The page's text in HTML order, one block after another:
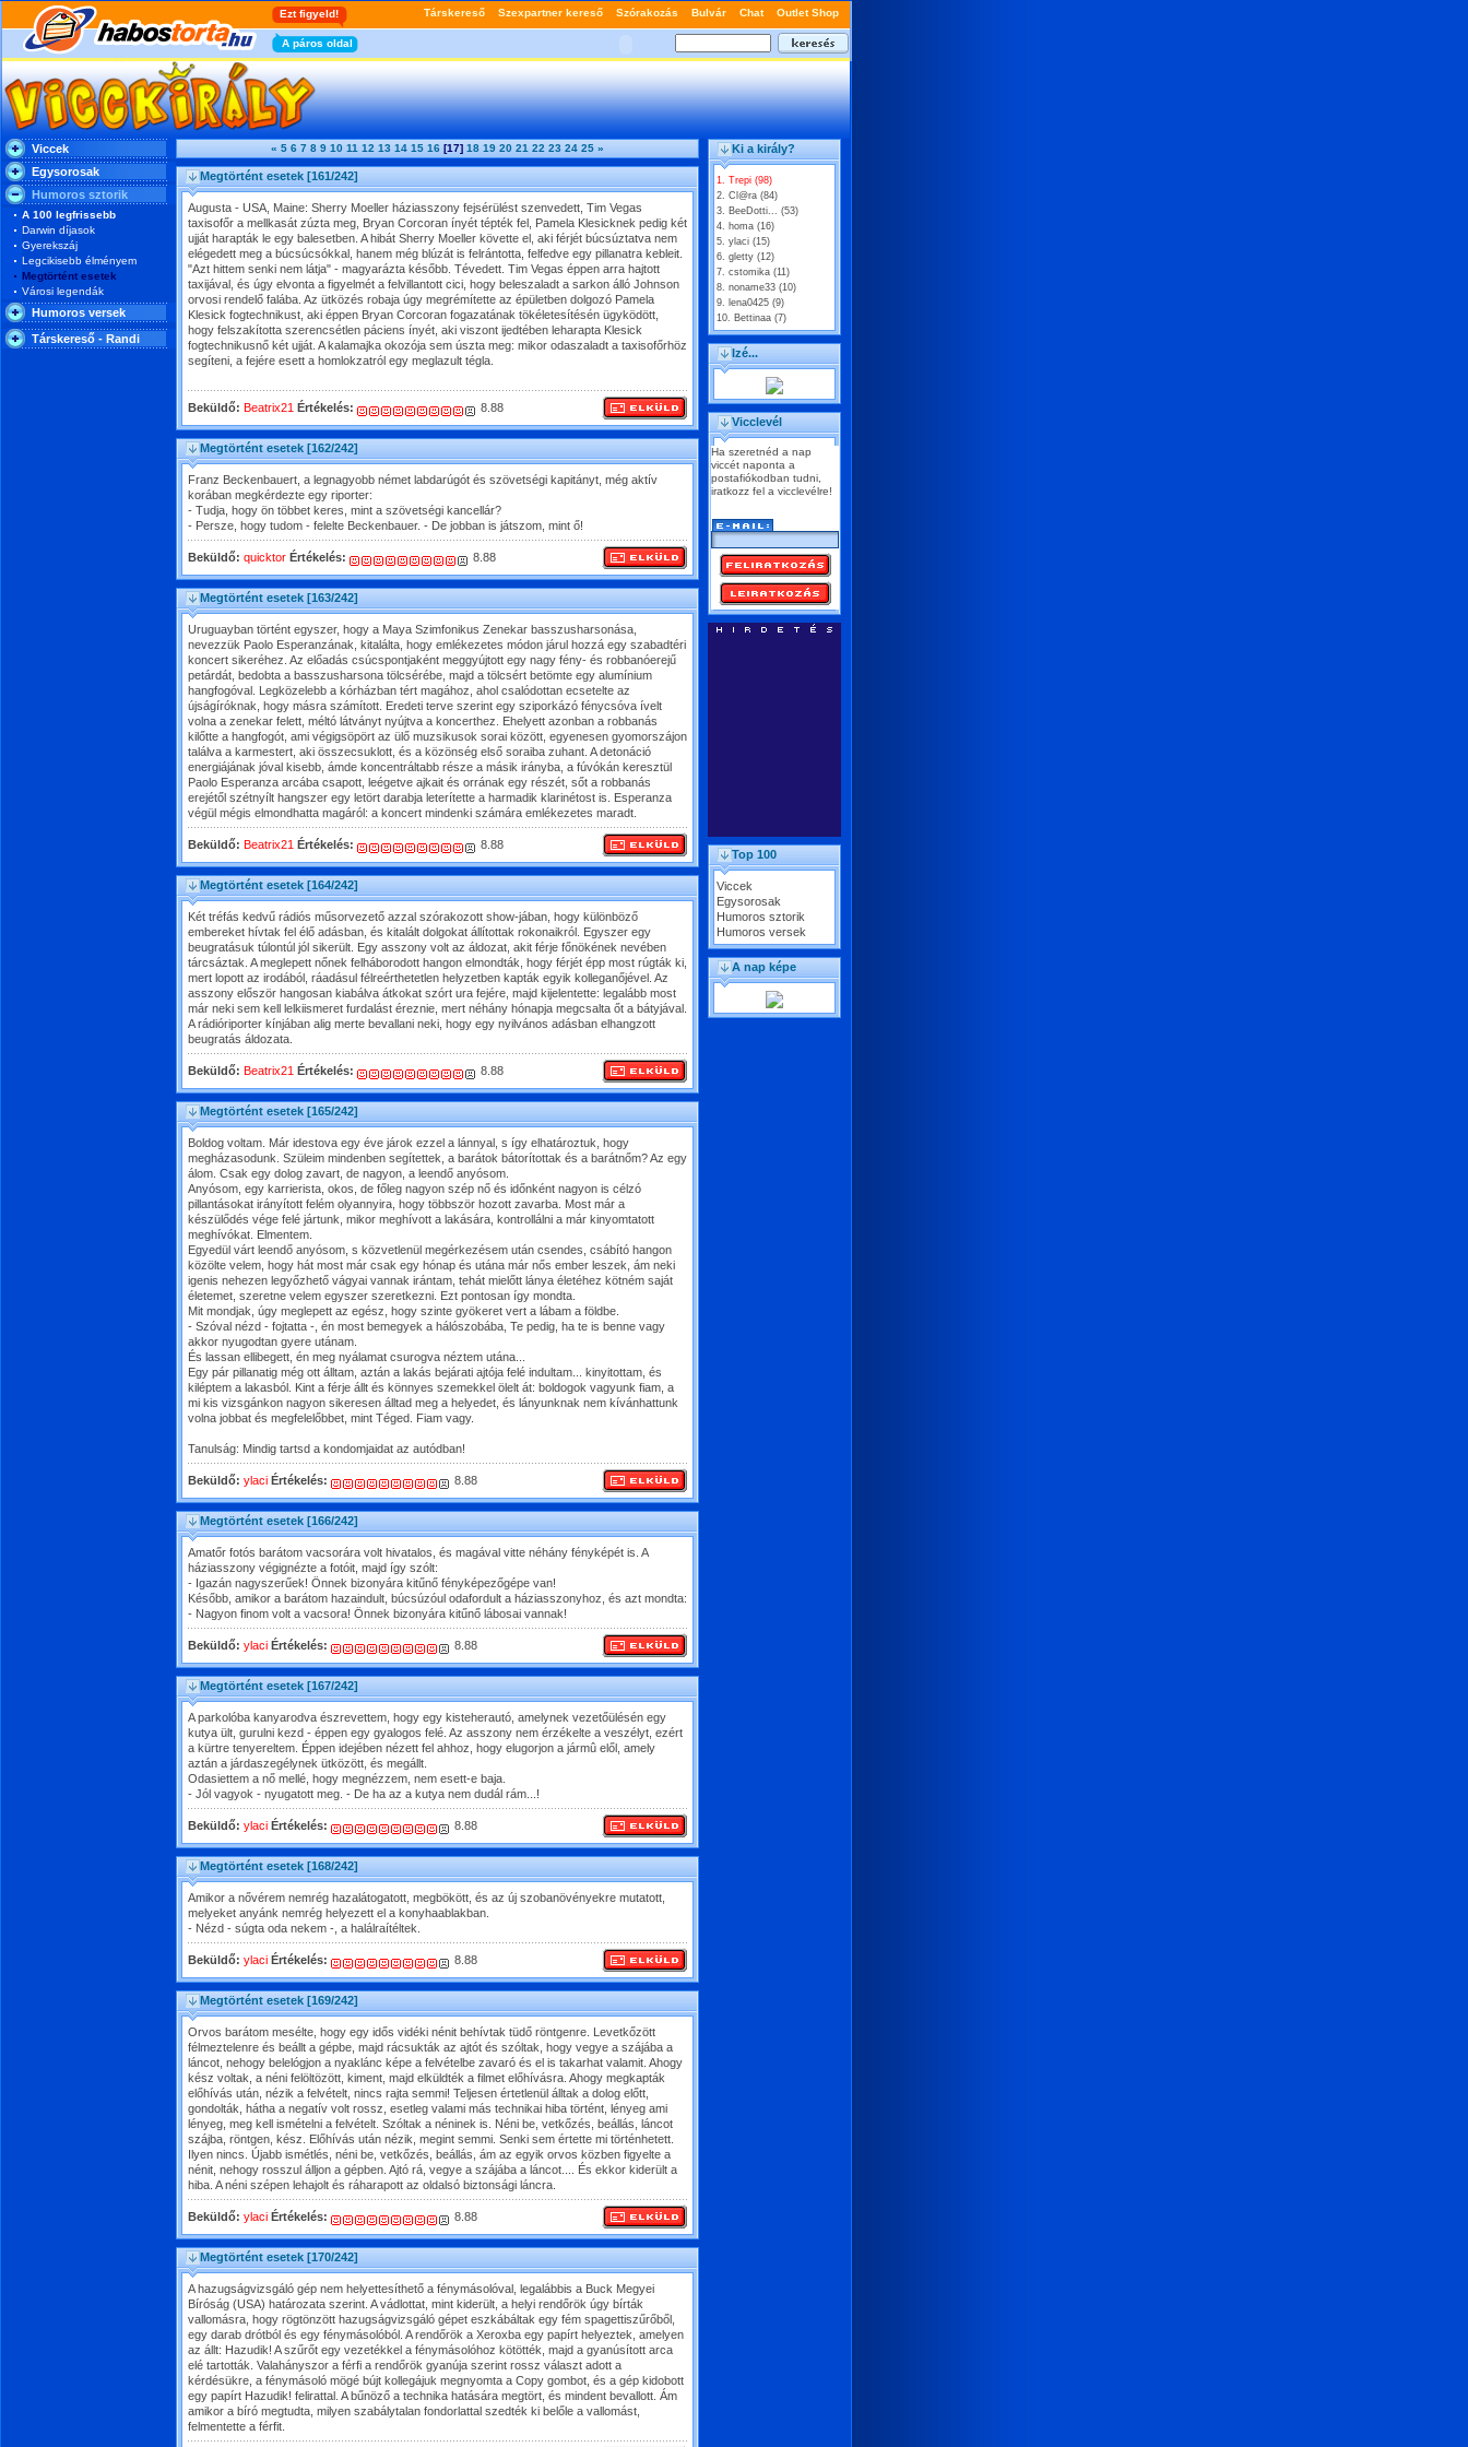
Viccek
Egysorosak
Humoros sztorik
A 100 legfrissebb
Darwin díjasok
Gyerekszáj
Legcikisebb élményem
Megtörtént esetek
Városi legendák
Humoros versek
Társkereső - Randi
« 5 6 7 8 9 10 11 12 13 14 15 16 [17] 18 19 20 21 22 23 24 25 »
Megtörtént esetek [161/242]
Augusta - USA, Maine: Sherry Moeller háziasszony fejsérülést szenvedett, Tim Vegas
taxisofőr a mellkasát zúzta meg, Bryan Corcoran ínyét tépték fel, Pamela Klesicknek pedig két
ujját harapták le egy balesetben. A hibát Sherry Moeller követte el, aki férjét búcsúztatva nem
elégedett meg a búcsúcsókkal, hanem még blúzát is felrántotta, felfedve egy pillanatra kebleit.
"Azt hittem senki nem látja" - magyarázta később. Tévedett. Tim Vegas éppen arra hajtott
taxijával, és úgy elvonta a figyelmét a felvillantott cici, hogy beleszaladt a sarkon álló Johnson
orvosi rendelő falába. Az ütközés robaja úgy megrémítette az épületben dolgozó Pamela
Klesick fogtechnikust, aki éppen Bryan Corcoran fogazatának tökéletesítésén ügyködött,
hogy felszakította szerencsétlen páciens ínyét, aki viszont ijedtében leharapta Klesick
fogtechnikusnő két ujját. A kalamajka okozója sem úszta meg: mikor odaszaladt a taxisofőrhöz
segíteni, a fejére esett a homlokzatról egy meglazult tégla.
Beküldő: Beatrix21 Értékelés: 8.88
Megtörtént esetek [162/242]
Franz Beckenbauert, a legnagyobb német labdarúgót és szövetségi kapitányt, még aktív
korában megkérdezte egy riporter:
- Tudja, hogy ön többet keres, mint a szövetségi kancellár?
- Persze, hogy tudom - felelte Beckenbauer. - De jobban is játszom, mint ő!
Beküldő: quicktor Értékelés: 8.88
Megtörtént esetek [163/242]
Uruguayban történt egyszer, hogy a Maya Szimfonikus Zenekar basszusharsonása,
nevezzük Paolo Esperanzának, kitalálta, hogy emlékezetes módon járul hozzá egy szabadtéri
koncert sikeréhez. Az előadás csúcspontjaként meggyújtott egy nagy fény- és robbanóerejű
petárdát, bedobta a basszusharsona tölcsérébe, majd a tölcsért betömte egy alumínium
hangfogóval. Legközelebb a kórházban tért magához, ahol csalódottan ecsetelte az
újságíróknak, hogy másra számított. Eredeti terve szerint egy sziporkázó fénycsóva ívelt
volna a zenekar felett, méltó látványt nyújtva a koncerthez. Ehelyett azonban a robbanás
kilőtte a hangfogót, ami végigsöpört az ülő muzsikusok sorai között, egyenesen gyomorszájon
találva a karmestert, aki összecsuklott, és a közönség első soraiba zuhant. A detonáció
energiájának jóval kisebb, ámde koncentráltabb része a másik irányba, a fúvókán keresztül
Paolo Esperanza arcába csapott, leégetve ajkait és orrának egy részét, sőt a robbanás
erejétől szétnyílt hangszer egy letört darabja leterítette a harmadik klarinétost is. Esperanza
végül mégis elmondhatta magáról: a koncert mindenki számára emlékezetes maradt.
Beküldő: Beatrix21 Értékelés: 8.88
Megtörtént esetek [164/242]
Két tréfás kedvű rádiós műsorvezető azzal szórakozott show-jában, hogy különböző
embereket hívtak fel élő adásban, és kitalált dolgokat állítottak rokonaikról. Egyszer egy
beugratásuk túlontúl jól sikerült. Egy asszony volt az áldozat, akit férje főnökének nevében
tárcsáztak. A meglepett nőnek felháborodott hangon elmondták, hogy férjét épp most rúgták ki,
mert lopott az irodából, ráadásul félreérthetetlen helyzetben kapták egyik kolleganőjével. Az
asszony először hangosan kiabálva átkokat szórt ura fejére, majd kijelentette: legalább most
már neki sem kell lelkiismeret furdalást éreznie, mert néhány hónapja megcsalta őt a bátyjával.
A rádióriporter kínjában alig merte bevallani neki, hogy egy nyilvános adásban elhangzott
beugratás áldozata.
Beküldő: Beatrix21 Értékelés: 8.88
Megtörtént esetek [165/242]
Boldog voltam. Már idestova egy éve járok ezzel a lánnyal, s így elhatároztuk, hogy
megházasodunk. Szüleim mindenben segítettek, a barátok bátorítottak és a barátnőm? Az egy
álom. Csak egy dolog zavart, de nagyon, a leendő anyósom.
Anyósom, egy karrierista, okos, de főleg nagyon szép nő és időnként nagyon is célzó
pillantásokat irányított felém olyannyira, hogy többször hozott zavarba. Most már a
készülődés vége felé jártunk, mikor meghívott a lakására, kontrollálni a már kinyomtatott
meghívókat. Elmentem.
Egyedül várt leendő anyósom, s közvetlenül megérkezésem után csendes, csábító hangon
közölte velem, hogy hát most már csak egy hónap és utána már nős ember leszek, ám neki
igenis nehezen legyőzhető vágyai vannak irántam, tehát mielőtt lánya életéhez kötném saját
életemet, szeretne velem egyszer szeretkezni. Ezt pontosan így mondta.
Mit mondjak, úgy meglepett az egész, hogy szinte gyökeret vert a lábam a földbe.
- Szóval nézd - fojtatta -, én most bemegyek a hálószobába, Te pedig, ha te is benne vagy
akkor nyugodtan gyere utánam.
És lassan ellibegett, én meg nyálamat csurogva néztem utána...
Egy pár pillanatig még ott álltam, aztán a lakás bejárati ajtója felé indultam... kinyitottam, és
kiléptem a lakasból. Kint a férje állt és könnyes szemekkel ölelt át: boldogok vagyunk fiam, a
mi kis vizsgánkon nagyon sikeresen álltad meg a helyedet, és lányunknak nem kívánhattunk
volna jobbat és megfelelőbbet, mint Téged. Fiam vagy.
Tanulság: Mindig tartsd a kondomjaidat az autódban!
Beküldő: ylaci Értékelés: 8.88
Megtörtént esetek [166/242]
Amatőr fotós barátom vacsorára volt hivatalos, és magával vitte néhány fényképét is. A
háziasszony végignézte a fotóit, majd így szólt:
- Igazán nagyszerűek! Önnek bizonyára kitűnő fényképezőgépe van!
Később, amikor a barátom hazaindult, búcsúzóul odafordult a háziasszonyhoz, és azt mondta:
- Nagyon finom volt a vacsora! Önnek bizonyára kitűnő lábosai vannak!
Beküldő: ylaci Értékelés: 8.88
Megtörtént esetek [167/242]
A parkolóba kanyarodva észrevettem, hogy egy kisteherautó, amelynek vezetőülésén egy
kutya ült, gurulni kezd - éppen egy gyalogos felé. Az asszony nem érzékelte a veszélyt, ezért
a kürtre tenyereltem. Éppen idejében nézett fel ahhoz, hogy elugorjon a jármû elől, amely
aztán a járdaszegélynek ütközött, és megállt.
Odasiettem a nő mellé, hogy megnézzem, nem esett-e baja.
- Jól vagyok - nyugatott meg. - De ha az a kutya nem dudál rám...!
Beküldő: ylaci Értékelés: 8.88
Megtörtént esetek [168/242]
Amikor a nővérem nemrég hazalátogatott, megbökött, és az új szobanövényekre mutatott,
melyeket anyánk nemrég helyezett el a konyhaablakban.
- Nézd - súgta oda nekem -, a halálraítéltek.
Beküldő: ylaci Értékelés: 8.88
Megtörtént esetek [169/242]
Orvos barátom mesélte, hogy egy idős vidéki nénit behívtak tüdő röntgenre. Levetkőzött
félmeztelenre és beállt a gépbe, majd rácsukták az ajtót és szóltak, hogy vegye a szájába a
láncot, nehogy belelógjon a nyaklánc képe a felvételbe zavaró és el is takarhat valamit. Ahogy
kész voltak, a néni felöltözött, kiment, majd elküldték a filmet előhívásra. Ahogy megkapták
előhívás után, nézik a felvételt, nincs rajta semmi! Teljesen értetlenül álltak a dolog előtt,
gondolták, hátha a negatív volt rossz, esetleg valami más technikai hiba történt, lényeg ami
lényeg, meg kell ismételni a felvételt. Szóltak a néninek is. Néni be, vetkőzés, beállás, láncot
szájba, röntgen, kész. Előhívás után nézik, megint semmi. Senki sem értette mi történhetett.
Ilyen nincs. Újabb ismétlés, néni be, vetkőzés, beállás, ám az egyik orvos közben figyelte a
nénit, nehogy rosszul álljon a gépben. Ajtó rá, vegye a szájába a láncot.... És ekkor kiderült a
hiba. A néni szépen lehajolt és ráharapott az oldalsó biztonsági láncra.
Beküldő: ylaci Értékelés: 8.88
Megtörtént esetek [170/242]
A hazugságvizsgáló gép nem helyettesíthető a fénymásolóval, legalábbis a Buck Megyei
Bíróság (USA) határozata szerint. A vádlottat, mint kiderült, a helyi rendőrök úgy bírták
vallomásra, hogy rögtönzött hazugságvizsgáló gépet eszkábáltak egy fém spagettiszűrőből,
egy darab drótból és egy fénymásolóból. A rendőrök a Xeroxba egy papírt helyeztek, amelyen
az állt: Hazudik! A szűrőt egy vezetékkel a fénymásolóhoz kötötték, majd a gyanúsított arca
elé tartották. Valahányszor a férfi a rendőrök gyanúja szerint rossz választ adott a
kérdésükre, a fénymásoló mögé bújt kollegájuk megnyomta a Copy gombot, és a gép kidobott
egy papírt Hazudik! felirattal. A bűnöző a technika hatására megtört, és mindent bevallott. Ám
amikor a bíró megtudta, milyen szabálytalan fondorlattal szedték ki belőle a vallomást,
felmentette a férfit.
Ki a király?
1. Trepi (98)
2. Cl@ra (84)
3. BeeDotti... (53)
4. homa (16)
5. ylaci (15)
6. gletty (12)
7. cstomika (11)
8. noname33 (10)
9. lena0425 (9)
10. Bettinaa (7)
Izé...
Vicclevél
Ha szeretnéd a nap
viccét naponta a
postafiókodban tudni,
iratkozz fel a vicclevélre!
Top 100
Viccek
Egysorosak
Humoros sztorik
Humoros versek
A nap képe